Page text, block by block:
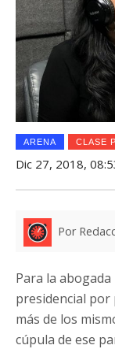
ARENA CLASE
Dic 27, 2018,
Por
Para la
presidencial por
más de los
cúpula de ese